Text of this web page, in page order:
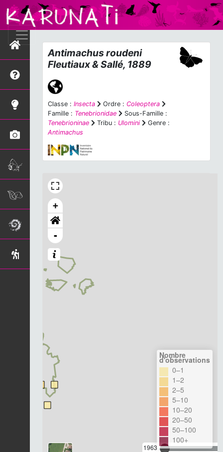
Antimachus roudeni
Fleutiaux & Sallé, 1889
Classe : Insecta Ordre : Coleoptera
Famille : Tenebrionidae
Sous-Famille :
Tenebrioninae
Tribu : Ulomini
Genre :
Antimachus
+
-
1963
Nombre
d'observations
0–1
1–2
2–5
5–10
10–20
20–50
50–100
100+